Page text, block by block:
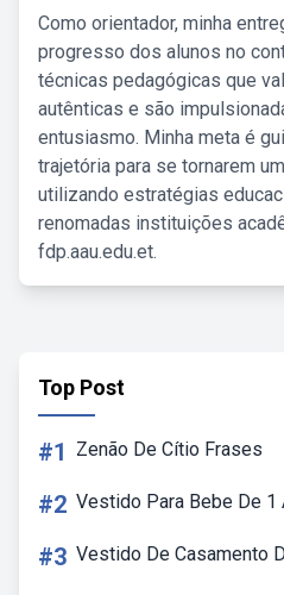
Como orientador, minha
progresso dos alunos no
técnicas pedagógicas que
autênticas e são
entusiasmo. Minha meta é
trajetória para se tornarem
utilizando estratégias
renomadas instituições
fdp.aau.edu.et.
Top Post
#1 Zenão De Cítio Frases
#2 Vestido Para Bebe De 1
#3 Vestido De Casamento